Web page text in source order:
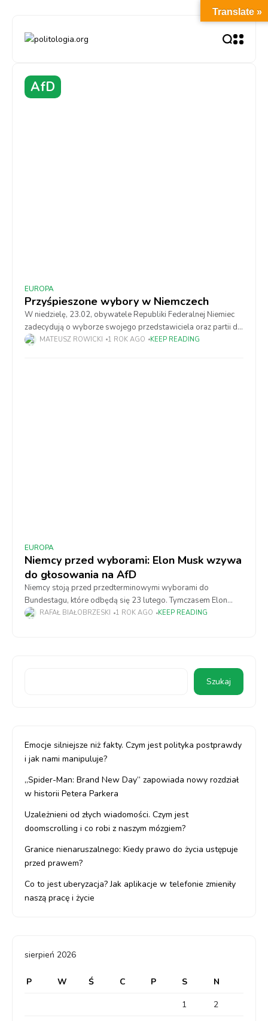
AfD
EUROPA
Przyśpieszone wybory w Niemczech
W niedzielę, 23.02, obywatele Republiki Federalnej Niemiec
zadecydują o wyborze swojego przedstawiciela oraz partii do
Bundestagu. W tych wyborach jest uprawnionych ponad 50
MATEUSZ ROWICKI 1 ROK AGO KEEP READING
EUROPA
Niemcy przed wyborami: Elon Musk wzywa
do głosowania na AfD
Niemcy stoją przed przedterminowymi wyborami do
Bundestagu, które odbędą się 23 lutego. Tymczasem Elon
Musk - człowiek, zasiadający w administracji Donalda Trumpa,
RAFAŁ BIAŁOBRZESKI 1 ROK AGO KEEP READING
Szukaj
Emocje silniejsze niż fakty. Czym jest polityka postprawdy
i jak nami manipuluje?
„Spider-Man: Brand New Day” zapowiada nowy rozdział
w historii Petera Parkera
Uzależnieni od złych wiadomości. Czym jest
doomscrolling i co robi z naszym mózgiem?
Granice nienaruszalnego: Kiedy prawo do życia ustępuje
przed prawem?
Co to jest uberyzacja? Jak aplikacje w telefonie zmieniły
naszą pracę i życie
sierpień 2026
P W Ś C P S
N
1
2
Translate »